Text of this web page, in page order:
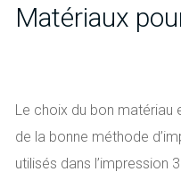
Matériaux
Le choix du bon matériau
de la bonne méthode
utilisés dans l’impression